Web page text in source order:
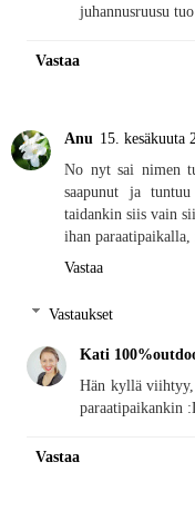
juhannusruusu
Vastaa
Anu 15. kesäkuuta
No nyt sai nimen
saapunut ja
taidankin siis vain
ihan
Vastaa
Vastaukset
Kati
Hän kyllä viihtyy,
paraatipaikankin
Vastaa